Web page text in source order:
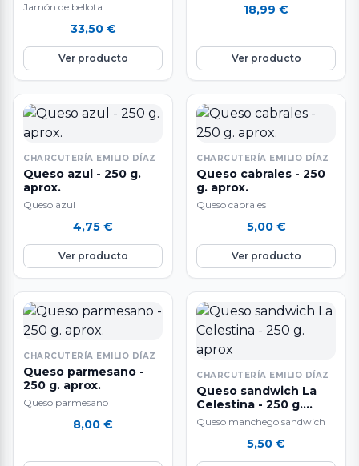
Jamón de bellota
33,50 €
Ver producto
18,99 €
Ver producto
CHARCUTERÍA EMILIO DÍAZ
Queso azul - 250 g.
aprox.
Queso azul
4,75 €
Ver producto
CHARCUTERÍA EMILIO DÍAZ
Queso cabrales - 250
g. aprox.
Queso cabrales
5,00 €
Ver producto
CHARCUTERÍA EMILIO DÍAZ
Queso parmesano -
250 g. aprox.
Queso parmesano
8,00 €
CHARCUTERÍA EMILIO DÍAZ
Queso sandwich La
Celestina - 250 g.
aprox
Queso manchego sandwich
5,50 €